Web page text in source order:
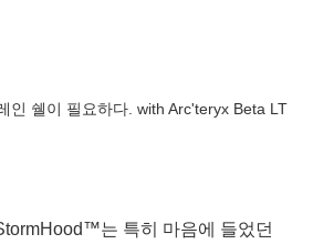
인 쉘이 필요하다. with Arc'teryx Beta LT
는 특히 마음에 들었던